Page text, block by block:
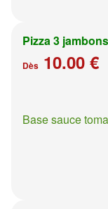
Pizza 3 jambons
Dès 10.00 €
Base sauce